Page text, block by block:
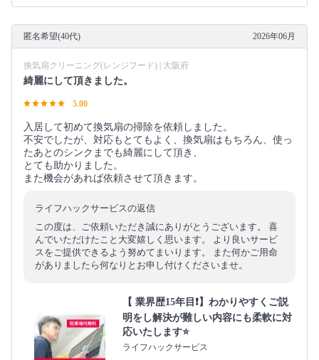
匿名希望(40代) 2026年06月
換気扇クリーニング(レンジフード) | 大阪府
綺麗にして頂きました。
5.00
入居して初めて換気扇の掃除を依頼しました。
不安でしたが、対応もとてもよく、換気扇はもちろん、使っ
たあとのシンクまでも綺麗にして頂き、
とても助かりました。
また機会があれば依頼させて頂きます。
ライフハックサービスの返信
この度は、ご依頼いただき誠にありがとうございます。 喜
んでいただけたこと大変嬉しく思います。 より良いサービ
スをご提供できるよう努めてまいります。 また何かご用命
がありましたら何なりとお申し付けくださいませ。
【 業界歴15年目❗️】わかりやすくご説
明をし解決が難しい内容にも柔軟に対
応いたします⭐️
ライフハックサービス